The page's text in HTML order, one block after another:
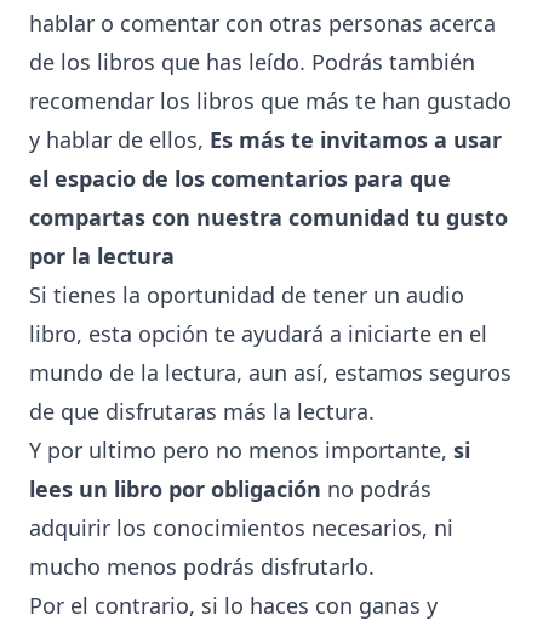
hablar o comentar con otras personas acerca
de los libros que has leído. Podrás también
recomendar los libros que más te han gustado
y hablar de ellos, Es más te invitamos a usar
el espacio de los comentarios para que
compartas con nuestra comunidad tu gusto
por la lectura
Si tienes la oportunidad de tener un audio
libro, esta opción te ayudará a iniciarte en el
mundo de la lectura, aun así, estamos seguros
de que disfrutaras más la lectura.
Y por ultimo pero no menos importante, si
lees un libro por obligación no podrás
adquirir los conocimientos necesarios, ni
mucho menos podrás disfrutarlo.
Por el contrario, si lo haces con ganas y